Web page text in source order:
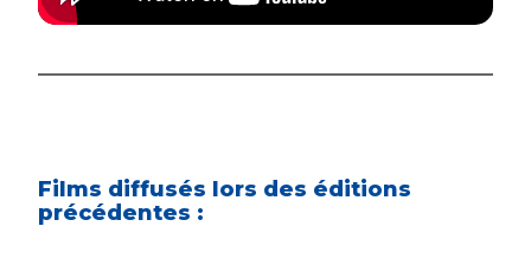
Films diffusés lors des éditions
précédentes :